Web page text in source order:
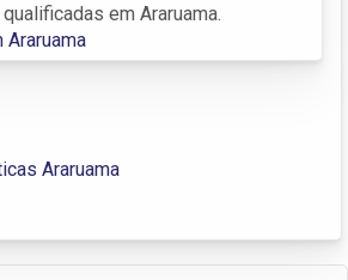
em Araruama.
Araruama